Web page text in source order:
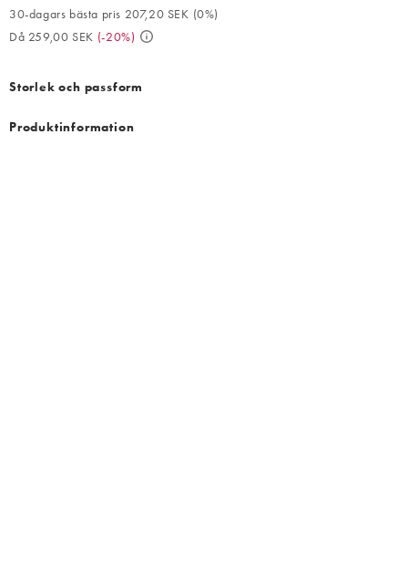
30-dagars bästa pris 207,20 SEK (0%)
Då 259,00 SEK (-20%)
Storlek och passform
Produktinformation